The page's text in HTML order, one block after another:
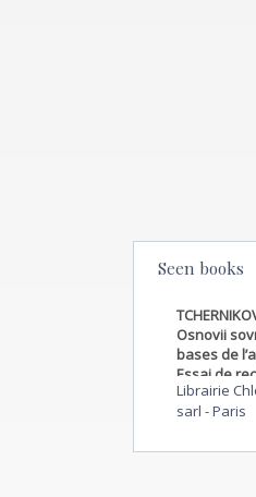
Seen books
Osnovii
bases de
Essai de
Librairie
sarl -Paris